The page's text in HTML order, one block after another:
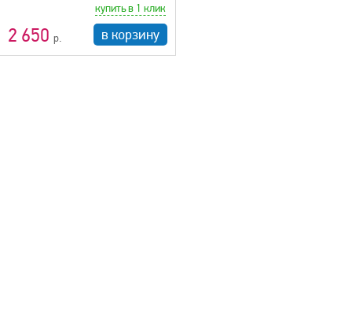
2 650
купить в 1 клик
в корзину